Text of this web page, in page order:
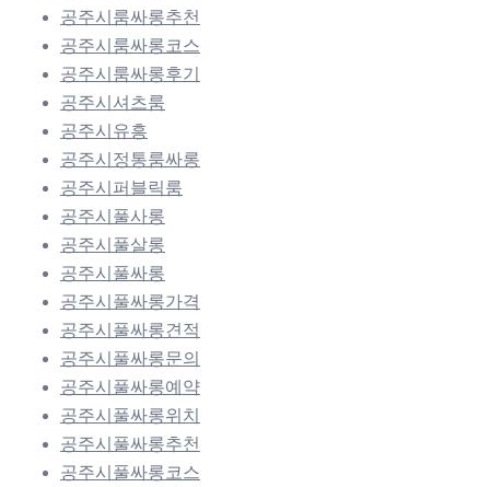
공주시룸싸롱추천
공주시룸싸롱코스
공주시룸싸롱후기
공주시셔츠룸
공주시유흥
공주시정통룸싸롱
공주시퍼블릭룸
공주시풀사롱
공주시풀살롱
공주시풀싸롱
공주시풀싸롱가격
공주시풀싸롱견적
공주시풀싸롱문의
공주시풀싸롱예약
공주시풀싸롱위치
공주시풀싸롱추천
공주시풀싸롱코스